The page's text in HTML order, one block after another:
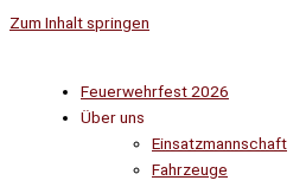
Zum Inhalt springen
Feuerwehrfest 2026
Über uns
Einsatzmannschaft
Fahrzeuge